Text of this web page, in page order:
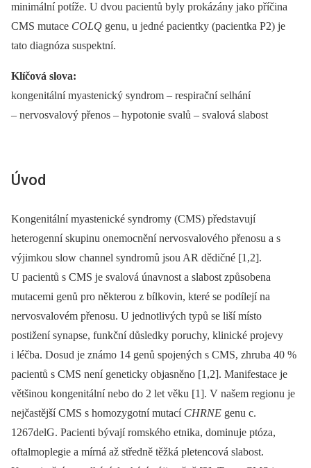
minimální potíže. U dvou pacientů byly prokázány jako příčina
CMS mutace COLQ genu, u jedné pacientky (pacientka P2) je
tato diagnóza suspektní.
Klíčová slova:
kongenitální myastenický syndrom –⁠ respirační selhání
–⁠ nervosvalový přenos –⁠ hypotonie svalů –⁠ svalová slabost
Úvod
Kongenitální myastenické syndromy (CMS) představují
heterogenní skupinu onemocnění nervosvalového přenosu a s
výjimkou slow channel syndromů jsou AR dědičné [1,2].
U pacientů s CMS je svalová únavnost a slabost způsobena
mutacemi genů pro některou z bílkovin, které se podílejí na
nervosvalovém přenosu. U jednotlivých typů se liší místo
postižení synapse, funkční důsledky poruchy, klinické projevy
i léčba. Dosud je známo 14 genů spojených s CMS, zhruba 40 %
pacientů s CMS není geneticky objasněno [1,2]. Manifestace je
většinou kongenitální nebo do 2 let věku [1]. V našem regionu je
nejčastější CMS s homozygotní mutací CHRNE genu c.
1267delG. Pacienti bývají romského etnika, dominuje ptóza,
oftalmoplegie a mírná až středně těžká pletencová slabost.